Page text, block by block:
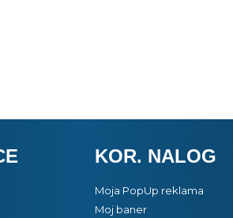
KOR. NALOG
Moja PopUp reklama
Moj baner